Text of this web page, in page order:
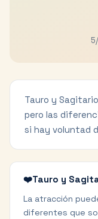
5
Tauro y
pero las
si hay voluntad
❤️Tauro y
La atracción
diferentes que